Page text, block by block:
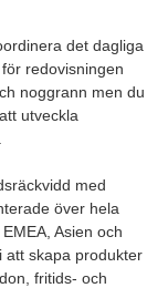
det dagliga
redovisningen
noggrann men du
utveckla
med
över hela
Asien och
att skapa produkter
fritids- och